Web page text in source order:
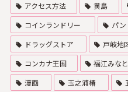
アクセス方法
黄島
コインランドリー
パン
ドラッグストア
戸岐地
コンカナ王国
福江みな
漫画
玉之浦椿